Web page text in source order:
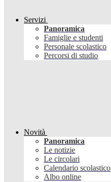
Servizi
Panoramica
Famiglie e studenti
Personale scolastico
Percorsi di studio
Novità
Panoramica
Le notizie
Le circolari
Calendario scolastico
Albo online